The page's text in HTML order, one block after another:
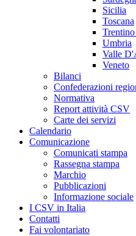
Sicilia
Toscana
Umbria
Valle
Veneto
Bilanci
Confederazioni
Normativa
Report attività CSV
Carte dei servizi
Calendario
Comunicazione
Comunicati stampa
Rassegna stampa
Marchio
Pubblicazioni
Informazione sociale
I CSV in Italia
Contatti
Fai volontariato